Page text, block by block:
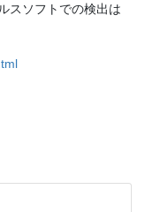
スソフトでの検出は